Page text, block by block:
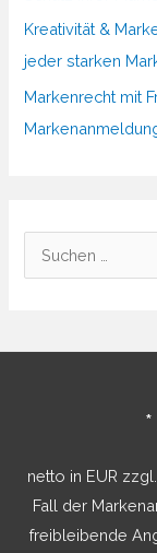
Kreativität &
jeder starken
Markenrecht mit
u
h
netto in EUR
Fall der
freibleibende